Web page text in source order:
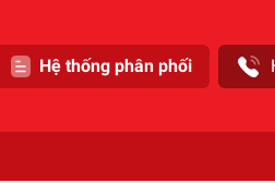
Hệ thống phân phối